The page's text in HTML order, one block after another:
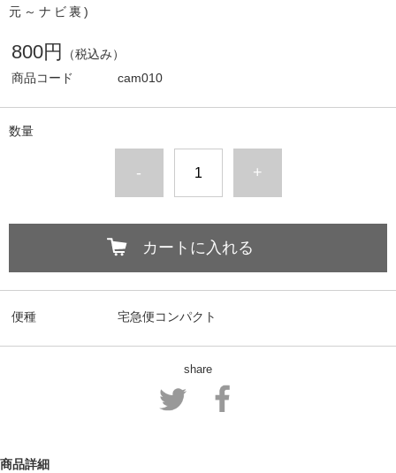
元～ナビ裏)
800円
（税込み）
商品コード
cam010
数量
- +
カートに入れる
便種 宅急便コンパクト
share
商品詳細